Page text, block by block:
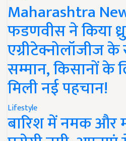
Maharashtra
फडणवीस ने किया
एग्रीटेक्नोलॉजीज
सम्मान, किसानों के
मिली नई पहचान!
Lifestyle
बारिश में नमक और